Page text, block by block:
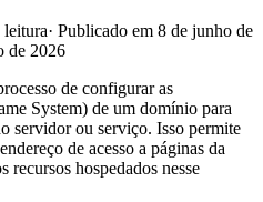
leitura· Publicado em 8 de junho de
de 2026
de configurar as
System) de um domínio para
servidor ou serviço. Isso permite
de acesso a páginas da
recursos hospedados nesse